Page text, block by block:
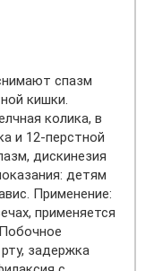
спазм
кишки.
колика, в
и 12-перстной
дискинезия
детям
Применение:
применяется
задержка